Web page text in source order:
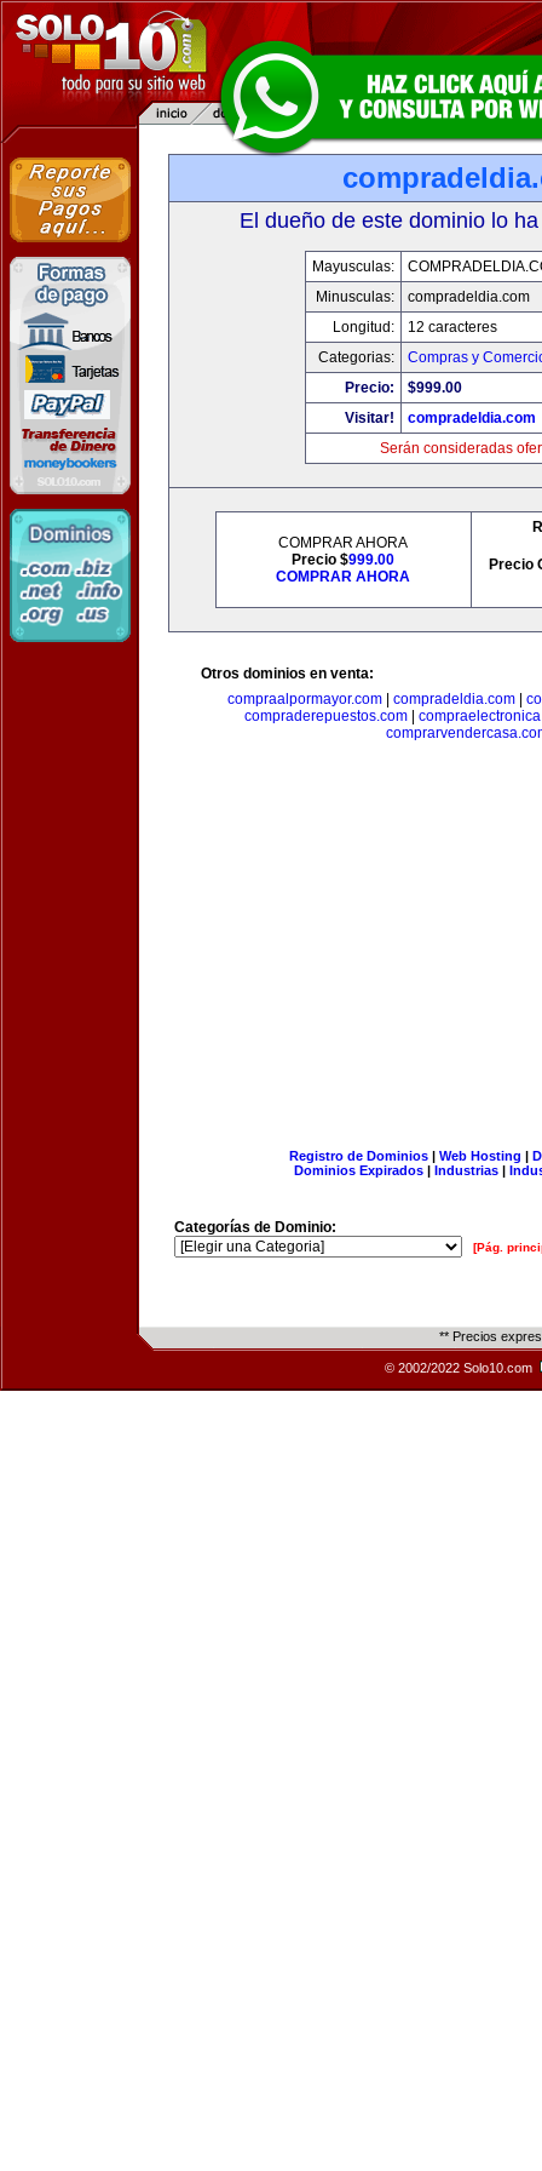
El dueño de este dominio lo
Mayusculas:
Minusculas:
compradeldia.com
Longitud:
12 caracteres
Categorias:
Compras y
Precio:
$999.00
Visitar!
compradeldia.com
Serán consideradas
COMPRAR AHORA
Precio $999.00
COMPRAR AHORA
Precio
Otros dominios en venta:
compraalpormayor.com| compradeldia.com|
compraderepuestos.com|
Registro de Dominios| Web Hosting |
Dominios Expirados | Industrias |
Categorías de Dominio:
[Pág.
** Precios
© 2002/2022 Solo10.com